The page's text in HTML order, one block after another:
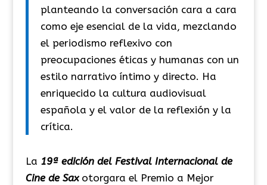
planteando la conversación cara a cara
como eje esencial de la vida, mezclando
el periodismo reflexivo con
preocupaciones éticas y humanas con un
estilo narrativo íntimo y directo. Ha
enriquecido la cultura audiovisual
española y el valor de la reflexión y la
crítica.
La 19ª edición del Festival Internacional de
Cine de Sax otorgara el Premio a Mejor